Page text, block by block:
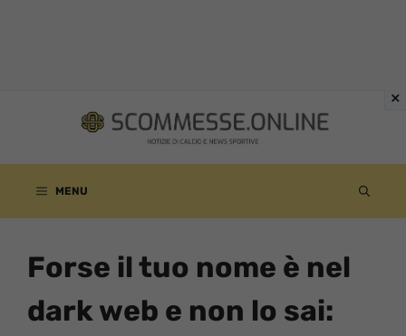
contenuto
MENU
Forse il tuo nome è nel
dark web e non lo sai: